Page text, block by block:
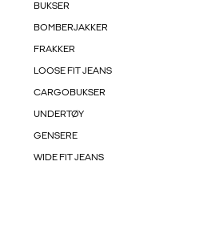
BUKSER
BOMBERJAKKER
FRAKKER
LOOSE FIT JEANS
CARGOBUKSER
UNDERTØY
GENSERE
WIDE FIT JEANS